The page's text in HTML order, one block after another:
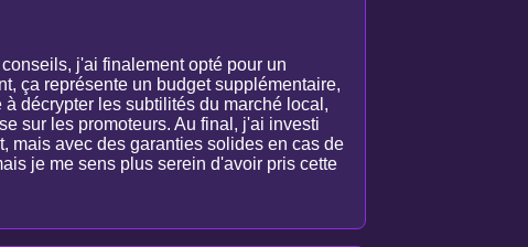
j'ai finalement opté pour un
ça représente un budget supplémentaire,
décrypter les subtilités du marché local,
sur les promoteurs. Au final, j'ai investi
mais avec des garanties solides en cas de
je me sens plus serein d'avoir pris cette